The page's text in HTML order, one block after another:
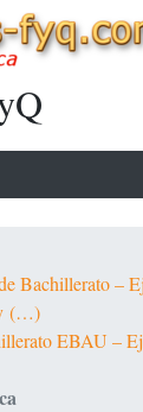
Bachillerato –
(…)
EBAU –